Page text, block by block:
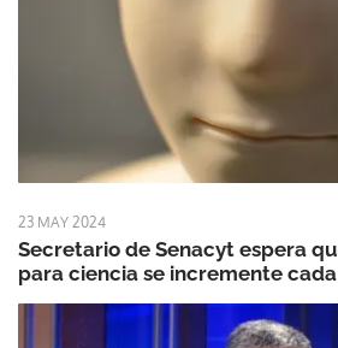
23 MAY 2024
Secretario de Senacyt espera
para ciencia se incremente